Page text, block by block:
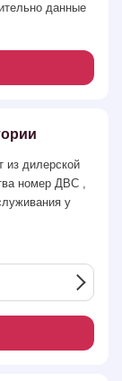
данные
из дилерской
номер ДВС ,
у